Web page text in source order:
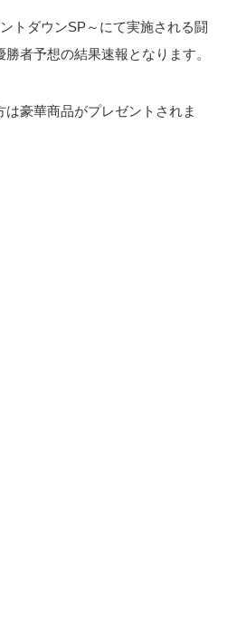
トダウンSP～にて実施される闘
者予想の結果速報となります。
豪華商品がプレゼントされま